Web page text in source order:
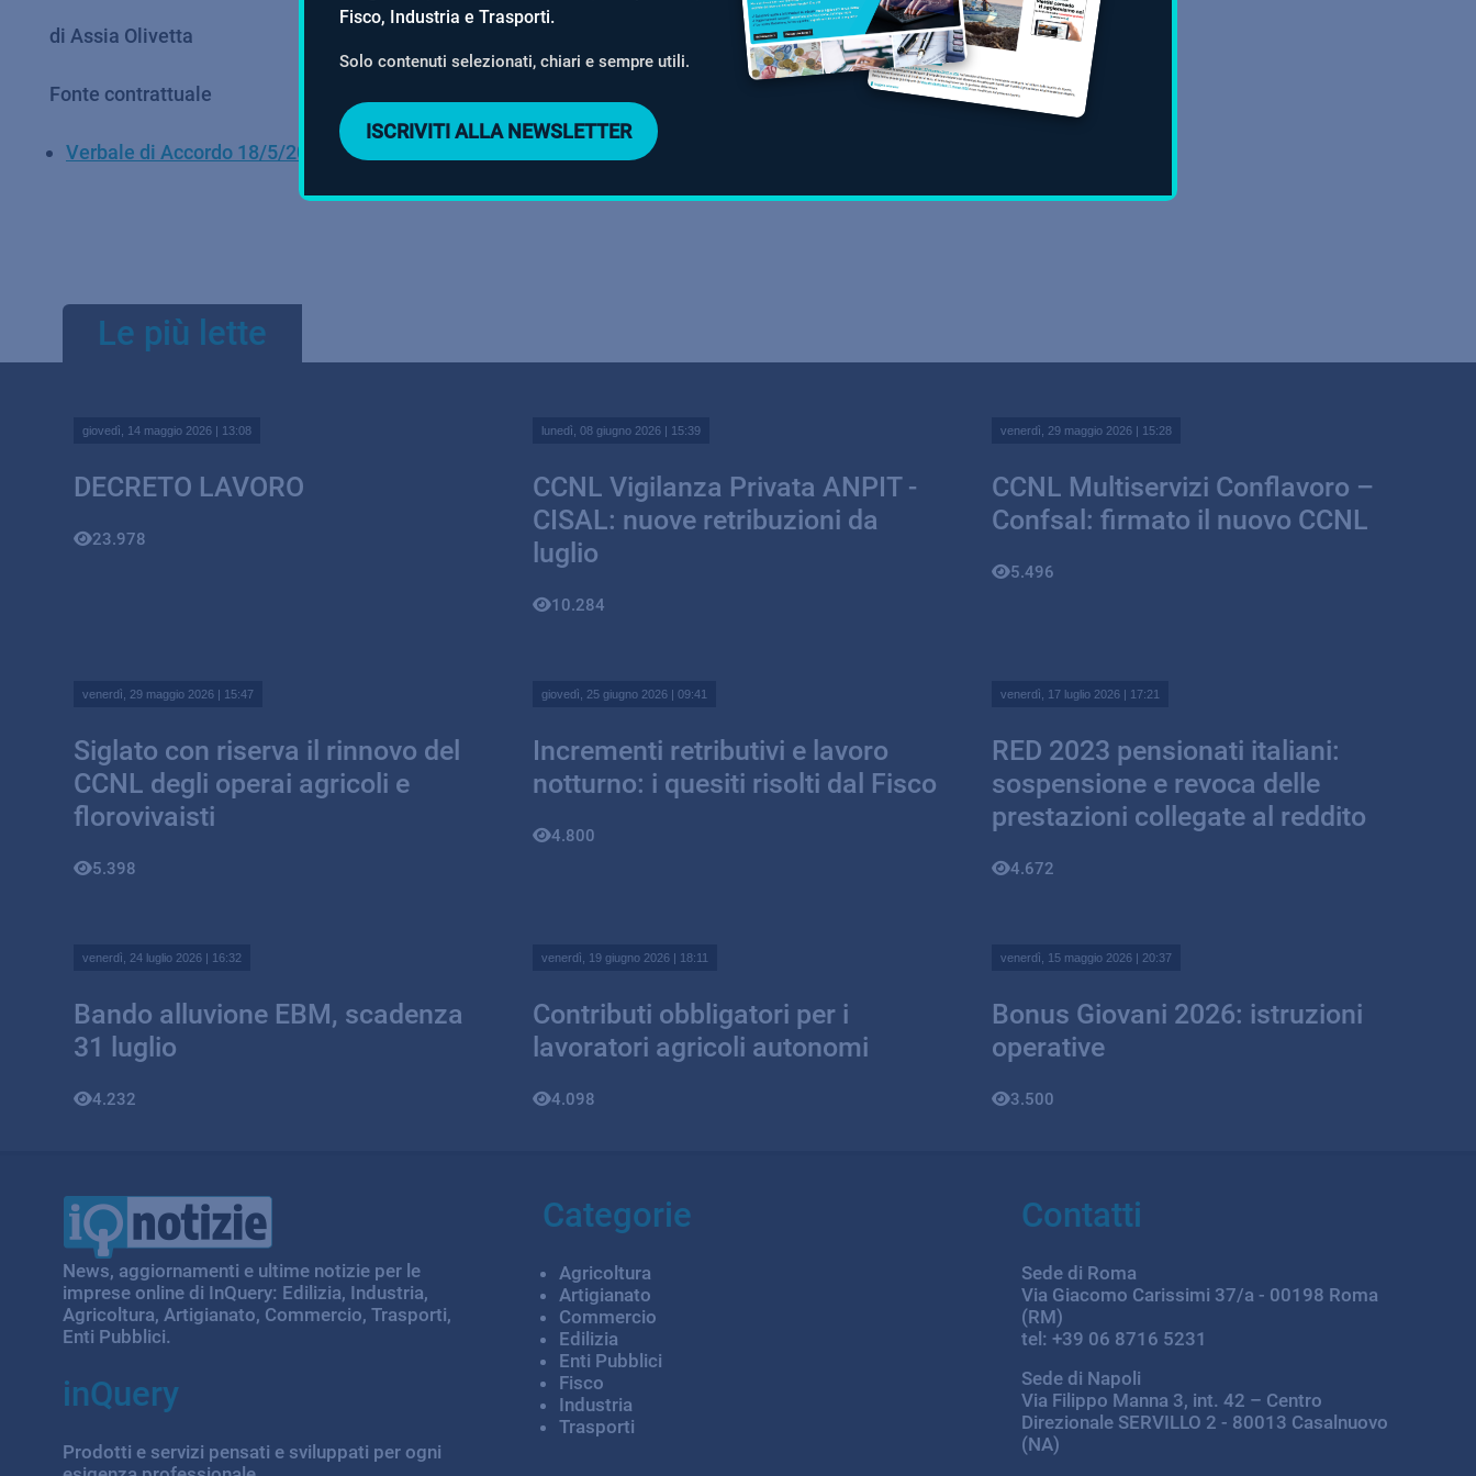
di Assia Olivetta
Fonte contrattuale
Verbale di Accordo 18/5/2026?
Le più lette
giovedì, 14 maggio 2026 | 13:08
DECRETO LAVORO
23.978
lunedì, 08 giugno 2026 | 15:39
CCNL Vigilanza Privata ANPIT -
CISAL: nuove retribuzioni da
luglio
10.284
venerdì, 29 maggio 2026 | 15:28
CCNL Multiservizi Conflavoro –
Confsal: firmato il nuovo CCNL
5.496
venerdì, 29 maggio 2026 | 15:47
Siglato con riserva il rinnovo del
CCNL degli operai agricoli e
florovivaisti
5.398
giovedì, 25 giugno 2026 | 09:41
Incrementi retributivi e lavoro
notturno: i quesiti risolti dal Fisco
4.800
venerdì, 17 luglio 2026 | 17:21
RED 2023 pensionati italiani:
sospensione e revoca delle
prestazioni collegate al reddito
4.672
venerdì, 24 luglio 2026 | 16:32
Bando alluvione EBM, scadenza
31 luglio
4.232
venerdì, 19 giugno 2026 | 18:11
Contributi obbligatori per i
lavoratori agricoli autonomi
4.098
venerdì, 15 maggio 2026 | 20:37
Bonus Giovani 2026: istruzioni
operative
3.500
IQ Notizie
News, aggiornamenti e ultime notizie per le
imprese online di InQuery: Edilizia, Industria,
Agricoltura, Artigianato, Commercio, Trasporti,
Enti Pubblici.
inQuery
Prodotti e servizi pensati e sviluppati per ogni
Categorie
Agricoltura
Artigianato
Commercio
Edilizia
Enti Pubblici
Fisco
Industria
Trasporti
Contatti
Sede di Roma
Via Giacomo Carissimi 37/a - 00198 Roma
(RM)
tel: +39 06 8716 5231
Sede di Napoli
Via Filippo Manna 3, int. 42 – Centro
Direzionale SERVILLO 2 - 80013 Casalnuovo
(NA)
Fisco, Industria e Trasporti.
Solo contenuti selezionati, chiari e sempre utili.
ISCRIVITI ALLA NEWSLETTER